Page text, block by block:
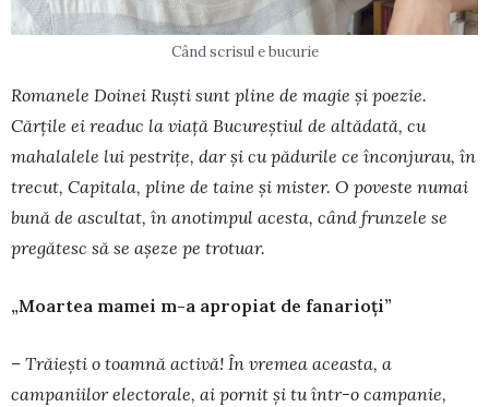
Când scrisul e bucurie
Romanele Doinei Ruști sunt pline de ma­gie și poezie.
Cărțile ei readuc la viață Bucureștiul de altădată, cu
mahalalele lui pestrițe, dar și cu pădurile ce înconjurau, în
trecut, Capitala, pline de taine și mister. O poveste numai
bună de ascultat, în anotimpul acesta, când frun­zele se
pregătesc să se așeze pe trotuar.
„Moartea mamei m-a apropiat de fanarioți”
– Trăiești o toamnă activă! În vremea aceasta, a
campaniilor electorale, ai pornit și tu într-o cam­panie,